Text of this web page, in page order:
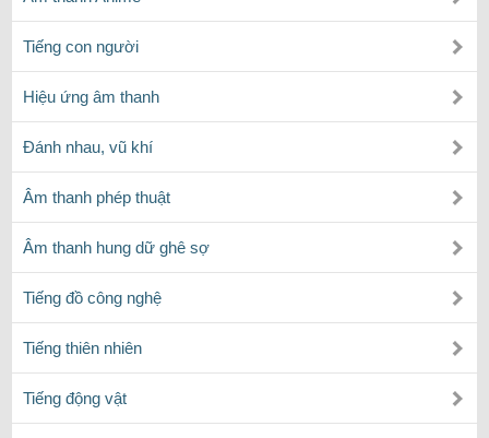
Tiếng con người
Hiệu ứng âm thanh
Đánh nhau, vũ khí
Âm thanh phép thuật
Âm thanh hung dữ ghê sợ
Tiếng đồ công nghệ
Tiếng thiên nhiên
Tiếng động vật